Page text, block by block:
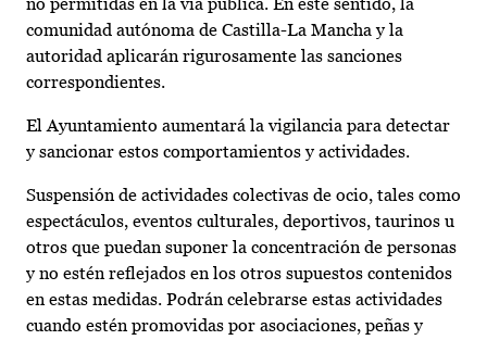
comunidad autónoma de Castilla-La Mancha y la
autoridad aplicarán rigurosamente las sanciones
correspondientes.
El Ayuntamiento aumentará la vigilancia para detectar
y sancionar estos comportamientos y actividades.
Suspensión de actividades colectivas de ocio, tales como
espectáculos, eventos culturales, deportivos, taurinos u
otros que puedan suponer la concentración de personas
y no estén reflejados en los otros supuestos contenidos
en estas medidas. Podrán celebrarse estas actividades
cuando estén promovidas por asociaciones, peñas y